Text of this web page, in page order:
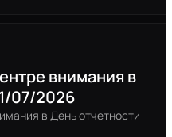
внимания в
07/2026
в День отчетности